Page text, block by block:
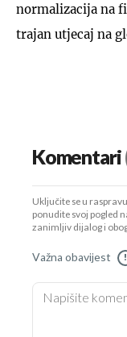
normalizacija na
trajan utjecaj na
Komentari
Uključite se u
ponudite svoj pogled
zanimljiv dijalog i
Važna obavijest !